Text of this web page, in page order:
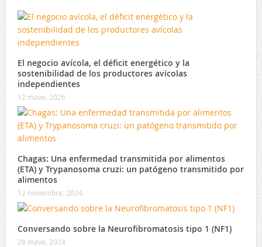
El negocio avícola, el déficit energético y la
sostenibilidad de los productores avícolas
independientes
12 mayo, 2026
Chagas: Una enfermedad transmitida por alimentos
(ETA) y Trypanosoma cruzi: un patógeno transmitido por
alimentos
12 noviembre, 2024
Conversando sobre la Neurofibromatosis tipo 1 (NF1)
28 mayo, 2024